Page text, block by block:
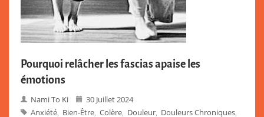
Pourquoi relâcher les fascias apaise les
émotions
Nami To Ki
30 Juillet 2024
Anxiété Bien-Être Colère Douleur Douleurs Chroniques